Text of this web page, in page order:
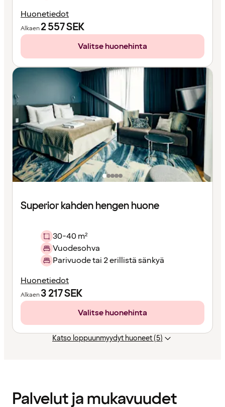
Huonetiedot
Alkaen2 557SEK
Valitse huonehinta
Superior kahden hengen huone
30-40 m²
Vuodesohva
Parivuode tai 2 erillistä sänkyä
Huonetiedot
Alkaen3 217SEK
Valitse huonehinta
Katso loppuunmyydyt huoneet (5)
Palvelut ja mukavuudet